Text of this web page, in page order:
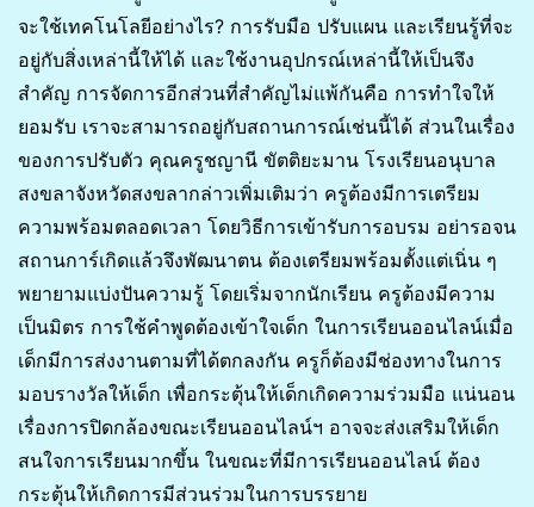
จะใช้เทคโนโลยีอย่างไร? การรับมือ ปรับแผน และเรียนรู้ที่จะ
อยู่กับสิ่งเหล่านี้ให้ได้ และใช้งานอุปกรณ์เหล่านี้ให้เป็นจึง
สำคัญ การจัดการอีกส่วนที่สำคัญไม่แพ้กันคือ การทำใจให้
ยอมรับ เราจะสามารถอยู่กับสถานการณ์เช่นนี้ได้ ส่วนในเรื่อง
ของการปรับตัว คุณครูชญานี ขัตติยะมาน โรงเรียนอนุบาล
สงขลาจังหวัดสงขลากล่าวเพิ่มเติมว่า ครูต้องมีการเตรียม
ความพร้อมตลอดเวลา โดยวิธีการเข้ารับการอบรม อย่ารอจน
สถานการ์เกิดแล้วจึงพัฒนาตน ต้องเตรียมพร้อมตั้งแต่เนิ่น ๆ
พยายามแบ่งปันความรู้ โดยเริ่มจากนักเรียน ครูต้องมีความ
เป็นมิตร การใช้คำพูดต้องเข้าใจเด็ก ในการเรียนออนไลน์เมื่อ
เด็กมีการส่งงานตามที่ได้ตกลงกัน ครูก็ต้องมีช่องทางในการ
มอบรางวัลให้เด็ก เพื่อกระตุ้นให้เด็กเกิดความร่วมมือ แน่นอน
เรื่องการปิดกล้องขณะเรียนออนไลน์ฯ อาจจะส่งเสริมให้เด็ก
สนใจการเรียนมากขึ้น ในขณะที่มีการเรียนออนไลน์ ต้อง
กระตุ้นให้เกิดการมีส่วนร่วมในการบรรยาย